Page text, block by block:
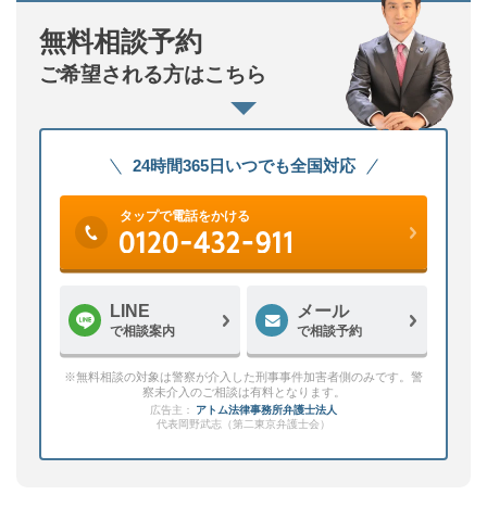
無料相談予約
ご希望される方はこちら
24時間365日いつでも全国対応
タップで電話をかける
LINE
で相談案内
メール
で相談予約
※無料相談の対象は警察が介入した刑事事件加害者側のみです。警
察未介入のご相談は有料となります。
広告主：
アトム法律事務所弁護士法人
代表岡野武志（第二東京弁護士会）